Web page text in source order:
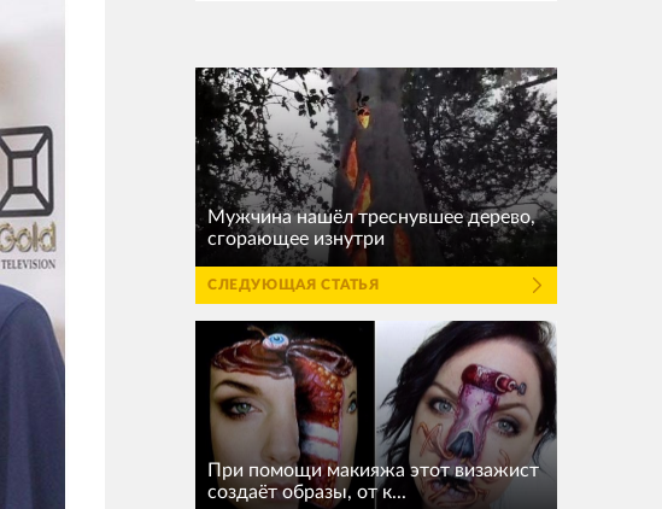
Мужчина нашёл треснувшее дерево,
сгорающее изнутри
СЛЕДУЮЩАЯ СТАТЬЯ
При помощи макияжа этот визажист
создаёт образы, от к...